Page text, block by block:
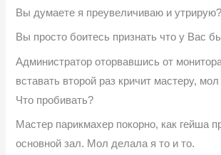
Вы думаете я преувеличиваю и
Вы просто боитесь признать что у Вас
Администратор оторвавшись от
вставать второй раз кричит мастеру,
Что пробивать?
Мастер парикмахер покорно, как гейша
основной зал. Мол делала я то и то.